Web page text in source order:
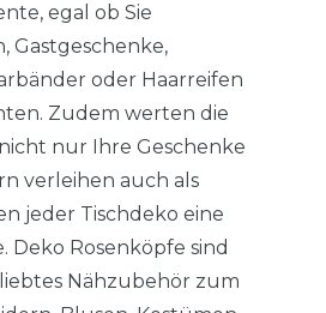
egal ob Sie
Gastgeschenke,
oder Haarreifen
Zudem werten die
nur Ihre Geschenke
verleihen auch als
jeder Tischdeko eine
Deko Rosenköpfe sind
Nähzubehör zum